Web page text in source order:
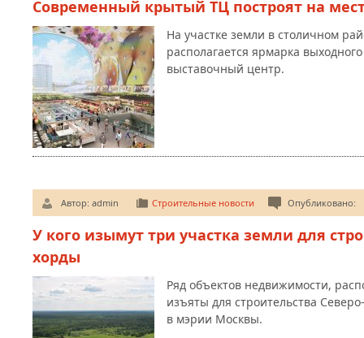
Современный крытый ТЦ построят на
На участке земли в столичном
располагается ярмарка
выставочный центр.
Автор: admin Строительные новости Опубликовано:
У кого изымут три участка земли для
хорды
Ряд объектов недвижимости,
изъяты для строительства
в мэрии Москвы.